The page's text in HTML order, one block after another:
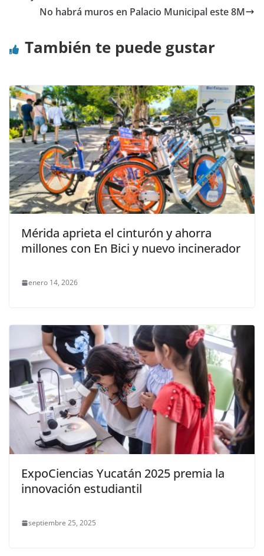
No habrá muros en Palacio Municipal este 8M
También te puede gustar
Mérida aprieta el cinturón y ahorra
millones con En Bici y nuevo incinerador
enero 14, 2026
ExpoCiencias Yucatán 2025 premia la
innovación estudiantil
septiembre 25, 2025